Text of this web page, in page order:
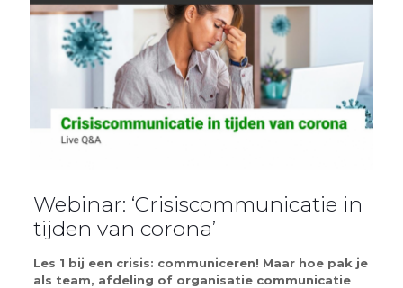
Webinar: ‘Crisiscommunicatie in
tijden van corona’
Les 1 bij een crisis: communiceren! Maar hoe pak je
als team, afdeling of organisatie communicatie